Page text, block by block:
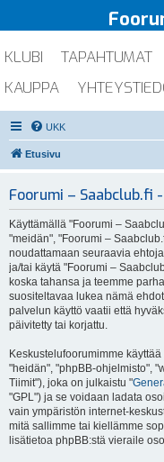
KLUBI TAPAHTUMAT
KAUPPA
UKK
Etusivu
Foorumi – Saabclub.fi
Käyttämällä "Foorumi –
"meidän", "Foorumi –
noudattamaan seuraavia
ja/tai käytä "Foorumi –
koska tahansa ja teemme
suositeltavaa lukea nämä
palvelun käyttö vaatii että
päivitetty tai korjattu.
Keskustelufoorumimme
"heidän", "phpBB-ohjelmisto",
Tiimit"), joka on julkaistu "
"GPL") ja se voidaan ladata
vain ympäristön internet-
mitä sallimme tai kiellämme
lisätietoa phpBB:stä vieraile